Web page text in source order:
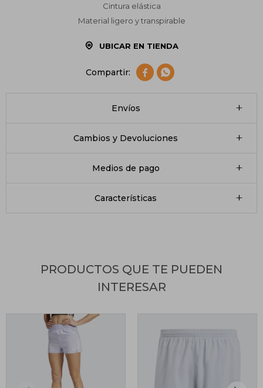
Cintura elástica
Material ligero y transpirable
UBICAR EN TIENDA
 
Envíos
Cambios y Devoluciones
Medios de pago
Características
PRODUCTOS QUE TE PUEDEN
INTERESAR